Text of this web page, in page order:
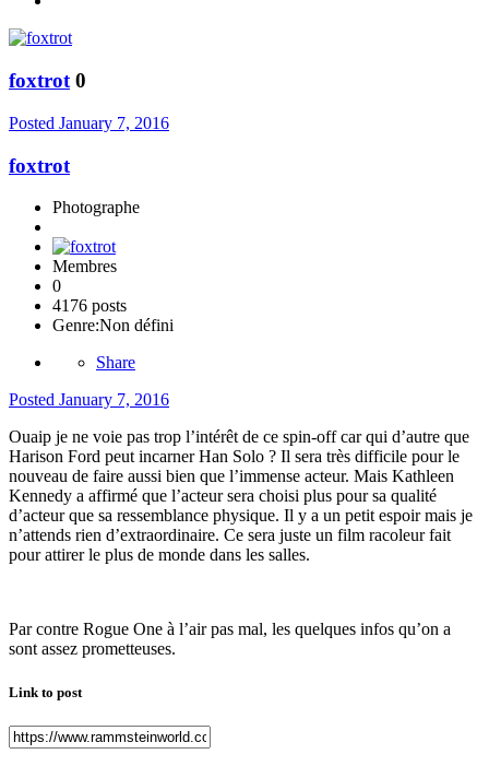
foxtrot 0
Posted January 7, 2016
foxtrot
Photographe
Membres
0
4176 posts
Genre:Non défini
Share
Posted January 7, 2016
Ouaip je ne voie pas trop l’intérêt de ce spin-off car qui d’autre que
Harison Ford peut incarner Han Solo ? Il sera très difficile pour le
nouveau de faire aussi bien que l’immense acteur. Mais Kathleen
Kennedy a affirmé que l’acteur sera choisi plus pour sa qualité
d’acteur que sa ressemblance physique. Il y a un petit espoir mais je
n’attends rien d’extraordinaire. Ce sera juste un film racoleur fait
pour attirer le plus de monde dans les salles.
Par contre Rogue One à l’air pas mal, les quelques infos qu’on a
sont assez prometteuses.
Link to post